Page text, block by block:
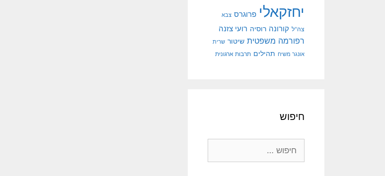
יחזקאלי פרוגרס צבא
צה"ל קורונה רוסיה רועי צזנה
רפורמה משפטית שיטור שרית
אונגר משיח תהילים תרבות ארגונית
חיפוש